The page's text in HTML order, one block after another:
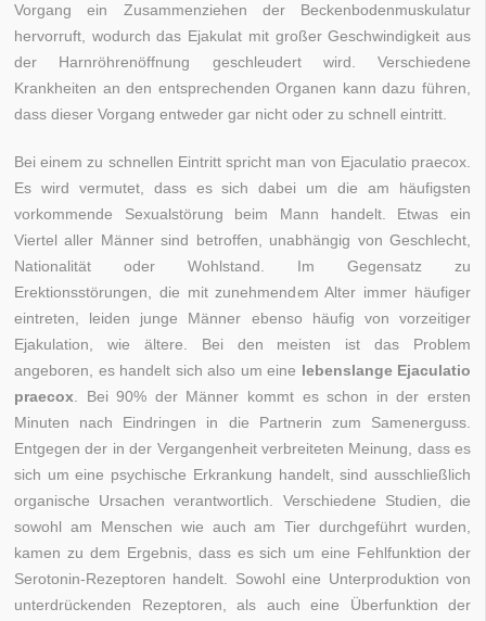
Vorgang ein Zusammenziehen der Beckenbodenmuskulatur
hervorruft, wodurch das Ejakulat mit großer Geschwindigkeit aus
der Harnröhrenöffnung geschleudert wird. Verschiedene
Krankheiten an den entsprechenden Organen kann dazu führen,
dass dieser Vorgang entweder gar nicht oder zu schnell eintritt.
Bei einem zu schnellen Eintritt spricht man von Ejaculatio praecox.
Es wird vermutet, dass es sich dabei um die am häufigsten
vorkommende Sexualstörung beim Mann handelt. Etwas ein
Viertel aller Männer sind betroffen, unabhängig von Geschlecht,
Nationalität oder Wohlstand. Im Gegensatz zu
Erektionsstörungen, die mit zunehmendem Alter immer häufiger
eintreten, leiden junge Männer ebenso häufig von vorzeitiger
Ejakulation, wie ältere. Bei den meisten ist das Problem
angeboren, es handelt sich also um eine lebenslange Ejaculatio
praecox . Bei 90% der Männer kommt es schon in der ersten
Minuten nach Eindringen in die Partnerin zum Samenerguss.
Entgegen der in der Vergangenheit verbreiteten Meinung, dass es
sich um eine psychische Erkrankung handelt, sind ausschließlich
organische Ursachen verantwortlich. Verschiedene Studien, die
sowohl am Menschen wie auch am Tier durchgeführt wurden,
kamen zu dem Ergebnis, dass es sich um eine Fehlfunktion der
Serotonin-Rezeptoren handelt. Sowohl eine Unterproduktion von
unterdrückenden Rezeptoren, als auch eine Überfunktion der